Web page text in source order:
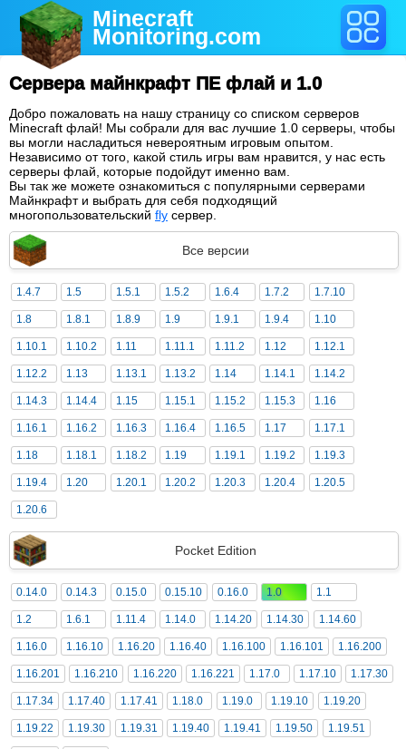
Minecraft
Monitoring.com
Сервера майнкрафт ПЕ флай и 1.0
Добро пожаловать на нашу страницу со списком серверов
Minecraft флай! Мы собрали для вас лучшие 1.0 серверы, чтобы
вы могли насладиться невероятным игровым опытом.
Независимо от того, какой стиль игры вам нравится, у нас есть
серверы флай, которые подойдут именно вам.
Вы так же можете ознакомиться с популярными серверами
Майнкрафт и выбрать для себя подходящий
многопользовательский fly сервер.
Все версии
1.4.7 1.5 1.5.1 1.5.2 1.6.4 1.7.2 1.7.10
1.8 1.8.1 1.8.9 1.9 1.9.1 1.9.4 1.10
1.10.1 1.10.2 1.11 1.11.1 1.11.2 1.12 1.12.1
1.12.2 1.13 1.13.1 1.13.2 1.14 1.14.1 1.14.2
1.14.3 1.14.4 1.15 1.15.1 1.15.2 1.15.3 1.16
1.16.1 1.16.2 1.16.3 1.16.4 1.16.5 1.17 1.17.1
1.18 1.18.1 1.18.2 1.19 1.19.1 1.19.2 1.19.3
1.19.4 1.20 1.20.1 1.20.2 1.20.3 1.20.4 1.20.5
1.20.6
Pocket Edition
0.14.0 0.14.3 0.15.0 0.15.10 0.16.0 1.0 1.1
1.2 1.6.1 1.11.4 1.14.0 1.14.20 1.14.30 1.14.60
1.16.0 1.16.10 1.16.20 1.16.40 1.16.100 1.16.101 1.16.200
1.16.201 1.16.210 1.16.220 1.16.221 1.17.0 1.17.10 1.17.30
1.17.34 1.17.40 1.17.41 1.18.0 1.19.0 1.19.10 1.19.20
1.19.22 1.19.30 1.19.31 1.19.40 1.19.41 1.19.50 1.19.51